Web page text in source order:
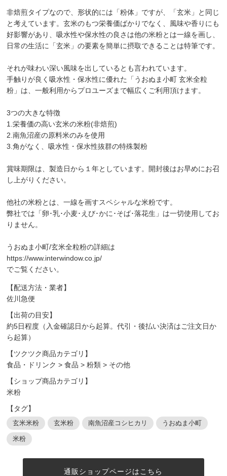
非焙煎タイプなので、形状的には「粉体」ですが、「玄米」と同じ
と考えています。玄米のもつ栄養価ばかりでなく、風味や香りにも
好影響があり、吸水性や保水性の良さは他の米粉とは一線を画し、
日常の生活に「玄米」の要素を簡単に摂取できることは特筆です。
それが味わい深い風味を出しているとも言われています。
手触りが良く吸水性・保水性に優れた「うおぬま小町 玄米全粒
粉」は、一般利用からプロユーズまで幅広くご利用頂けます。
3つの大きな特徴
1.栄養価の高い玄米の米粉(非焙煎)
2.南魚沼産の原料米のみを使用
3.角がなく、吸水性・保水性抜群の特殊製粉
賞味期限は、製造日から１年としています。開封後はお早めにお召
し上がりください。
他社の米粉とは、一線を画すスペシャルな米粉です。
弊社では「卵･乳･小麦･えび･かに･そば･落花生」は一切使用してお
りません。
うおぬま小町/玄米全粒粉の詳細は
https://www.interwindow.co.jp/
でご覧ください。
【配送方法・業者】
佐川急便
【出荷の目安】
約5日程度（入金確認日から起算。代引・後払い決済はご注文日か
ら起算）
【ツクツク商品カテゴリ】
食品・ドリンク >食品 >粉類 > その他
【ショップ商品カテゴリ】
米粉
【タグ】
玄米米粉 玄米粉 南魚沼産コシヒカリ うおぬま小町
米粉
通販ショップページはこちら